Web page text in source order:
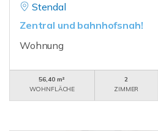
Stendal
Zentral und bahnhofsnah!
Wohnung
56,40 m²
WOHNFLÄCHE
2
ZIMMER